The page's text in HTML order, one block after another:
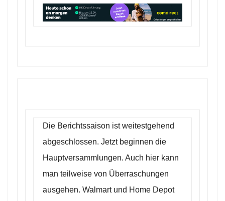
Die Berichtssaison ist weitestgehend
abgeschlossen. Jetzt beginnen die
Hauptversammlungen. Auch hier kann
man teilweise von Überraschungen
ausgehen. Walmart und Home Depot